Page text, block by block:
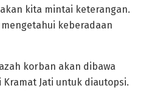
kita mintai keterangan.
keberadaan
korban akan dibawa
Kramat Jati untuk diautopsi.